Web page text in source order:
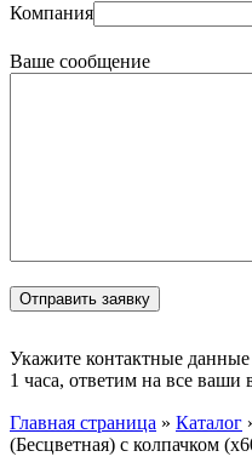
Компания
Ваше сообщение
Укажите контактные
1 часа, ответим на все
Главная страница » Каталог
(Бесцветная) с колпачком